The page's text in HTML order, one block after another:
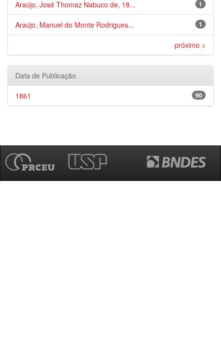
1
Araújo, José Thomaz Nabuco de, 18...
1
Araújo, Manuel do Monte Rodrigues...
próximo >
Data de Publicação
90
1861